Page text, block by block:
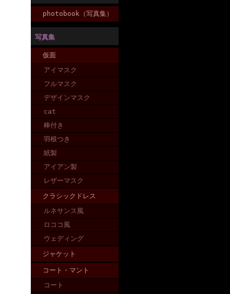
photobook（写真集）
写真集
仮面
アイマスク
フルマスク
デザインマスク
cat
棒付き
羽根つき
紙製
アイアン製
レザーマスク
クラシックドレス
ルネサンス風
ロココ風
ウェディング
ジャケット
コート・マント
コート